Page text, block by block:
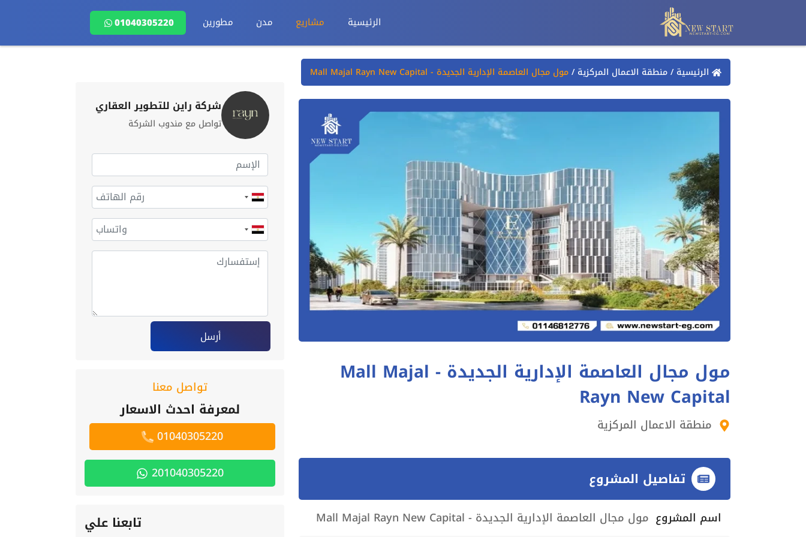
الرئيسية مشاريع مدن مطورين 01040305220
الرئيسية /منطقة الاعمال المركزية /مول مجال العاصمة الإدارية الجديدة - Mall Majal Rayn New Capital
مول مجال العاصمة الإدارية الجديدة - Mall Majal
Rayn New Capital
منطقة الاعمال المركزية
تفاصيل المشروع
اسم المشروع مول مجال العاصمة الإدارية الجديدة - Mall Majal Rayn New Capital
شركة راين للتطوير العقاري
تواصل مع مندوب الشركة
أرسل
تواصل معنا
لمعرفة احدث الاسعار
01040305220
201040305220
تابعنا علي